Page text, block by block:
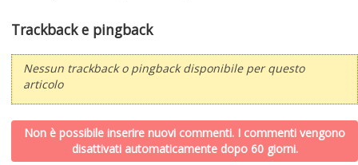
Trackback e pingback
Nessun trackback o pingback disponibile per questo
articolo
Non è possibile inserire nuovi commenti. I commenti vengono
disattivati automaticamente dopo 60 giorni.